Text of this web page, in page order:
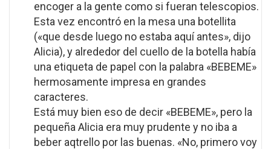
encoger a la gente como si fueran telescopios.
Esta vez encontró en la mesa una botellita
(«que desde luego no estaba aquí antes», dijo
Alicia), y alrededor del cuello de la botella había
una etiqueta de papel con la palabra «BEBEME»
hermosamente impresa en grandes
caracteres.
Está muy bien eso de decir «BEBEME», pero la
pequeña Alicia era muy prudente y no iba a
beber aqtrello por las buenas. «No, primero voy